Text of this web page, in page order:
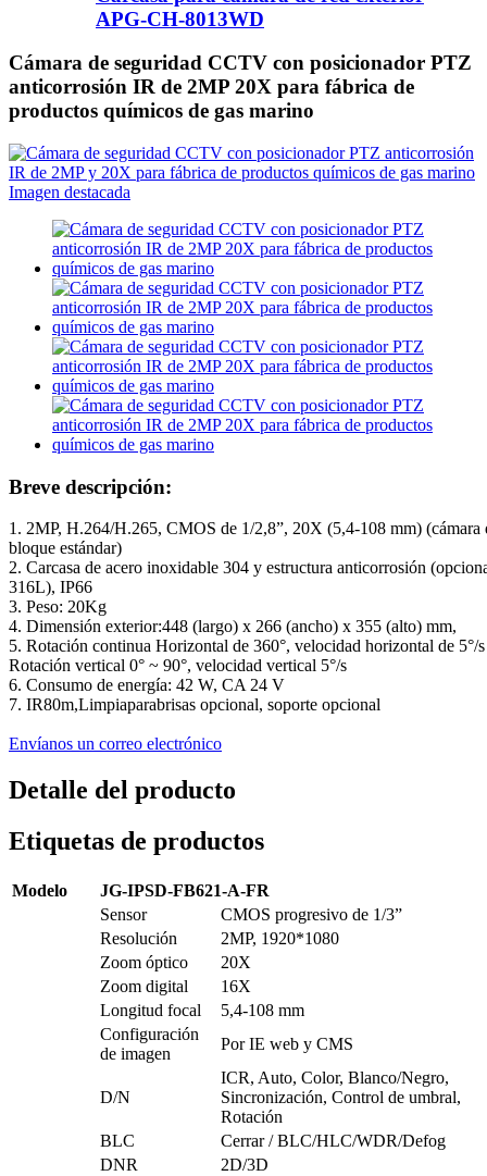
APG-CH-8013WD
Cámara de seguridad CCTV con posicionador PTZ
anticorrosión IR de 2MP 20X para fábrica de
productos químicos de gas marino
Breve descripción:
1. 2MP, H.264/H.265, CMOS de 1/2,8”, 20X (5,4-108 mm) (cámara
bloque estándar)
2. Carcasa de acero inoxidable 304 y estructura anticorrosión
316L), IP66
3. Peso: 20Kg
4. Dimensión exterior:448 (largo) x 266 (ancho) x 355 (alto) mm,
5. Rotación continua Horizontal de 360°, velocidad horizontal de 5°/s
Rotación vertical 0° ~ 90°, velocidad vertical 5°/s
6. Consumo de energía: 42 W, CA 24 V
7. IR80m,Limpiaparabrisas opcional, soporte opcional
Envíanos un correo electrónico
Detalle del producto
Etiquetas de productos
Modelo JG-IPSD-FB621-A-FR
Sensor
CMOS progresivo de 1/3”
Resolución
2MP, 1920*1080
Zoom óptico
20X
Zoom digital
16X
Longitud focal
5,4-108 mm
Configuración
de imagen
Por IE web y CMS
D/N
ICR, Auto, Color, Blanco/Negro,
Sincronización, Control de umbral,
Rotación
BLC
Cerrar / BLC/HLC/WDR/Defog
DNR
2D/3D